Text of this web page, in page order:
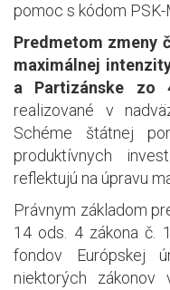
pomoc s kódom
Predmetom zmeny
maximálnej
a Partizánske zo
realizované v
Schéme štátnej
produktívnych
reflektujú na úpravu
Právnym základom
14 ods. 4 zákona č.
fondov Európskej
niektorých zákonov